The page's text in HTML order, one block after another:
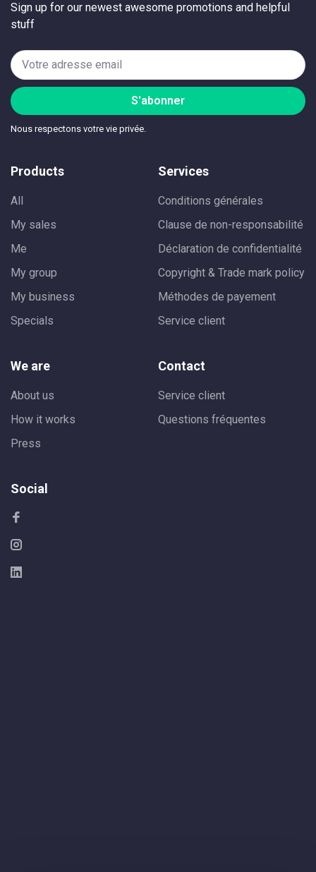
Sign up for our newest awesome promotions and helpful
stuff
S'abonner
Nous respectons votre vie privée.
Products
All
My sales
Me
My group
My business
Specials
Services
Conditions générales
Clause de non-responsabilité
Déclaration de confidentialité
Copyright & Trade mark policy
Méthodes de payement
Service client
We are
About us
How it works
Press
Contact
Service client
Questions fréquentes
Social